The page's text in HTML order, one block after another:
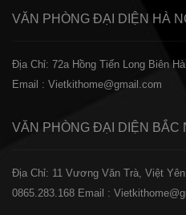
VĂN PHÒNG ĐẠI DIỆN HÀ
Địa Chỉ: 72a Hồng Tiến Long Biên
Email : Vietkithome@gmail.com
VĂN PHÒNG ĐẠI DIỆN BẮC
Địa Chỉ: 11 Vương Văn Trà, Việt
0865.283.168 Email :